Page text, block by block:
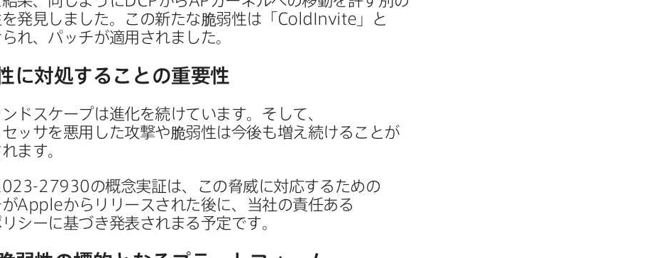
発見しました。​この​新たな​脆弱性は​「 ColdInvite 」と​
れ、​パッチが​適用されました。
に​対処する​ことの​重要性
ドスケープは​進化を​続けています。​そして、​
セッサを​悪用した​攻撃や​脆弱性は​今後も​増え続ける​ことが​
ます。
27930の​概念実証は、​この​脅威に​対応する​ための​
Appleから​リリースされた​後に、​当社の​責任ある​
シーに​基づき発表されまる​予定です。